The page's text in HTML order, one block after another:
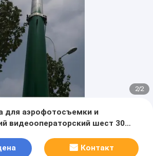
2/2
для аэрофотосъемки и
видеооператорский шест 30
Контакт